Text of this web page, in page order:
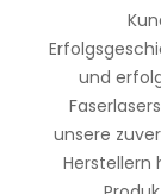
und
unsere
Herstellern